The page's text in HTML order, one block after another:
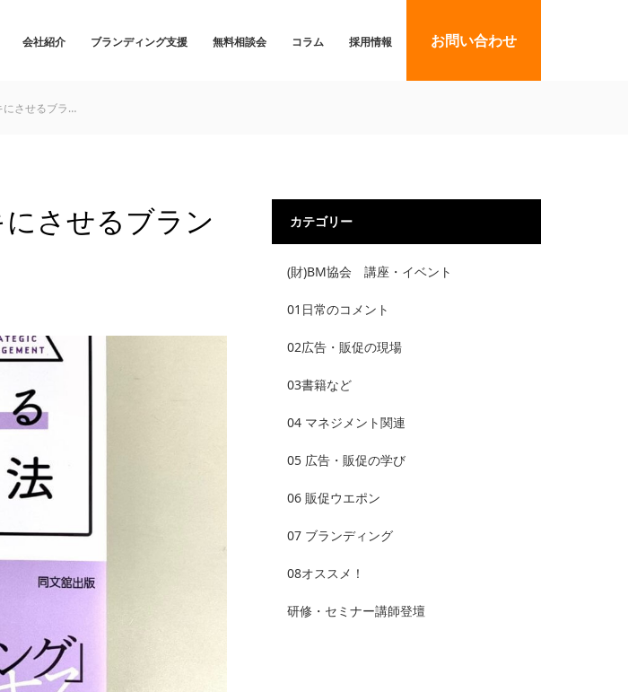
会社紹介 ブランディング支援 無料相談会 コラム 採用情報 お問い合わせ
にさせるブラ…
させるブラン
カテゴリー
(財)BM協会 講座・イベント
01日常のコメント
02広告・販促の現場
03書籍など
04 マネジメント関連
05 広告・販促の学び
06 販促ウエポン
07 ブランディング
08オススメ！
研修・セミナー講師登壇